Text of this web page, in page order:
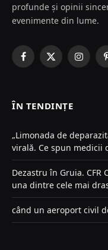
profunde și opinii
evenimente din lume.
Facebook
X
ÎN TENDINȚE
„Limonada de
virală. Ce spun medicii
Dezastru în Gruia.
una dintre cele mai
când un aeroport civil